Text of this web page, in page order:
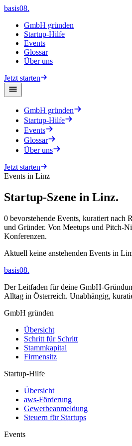
basis08.
GmbH gründen
Startup-Hilfe
Events
Glossar
Über uns
Jetzt starten
GmbH gründen
Startup-Hilfe
Events
Glossar
Über uns
Jetzt starten
Events in Linz
Startup-Szene in Linz.
0 bevorstehende Events, kuratiert nach
und Gründer. Von Meetups und Pitch-
Konferenzen.
Aktuell keine anstehenden Events in
basis08.
Der Leitfaden für deine GmbH-
Alltag in Österreich. Unabhängig,
GmbH gründen
Übersicht
Schritt für Schritt
Stammkapital
Firmensitz
Startup-Hilfe
Übersicht
aws-Förderung
Gewerbeanmeldung
Steuern für Startups
Events